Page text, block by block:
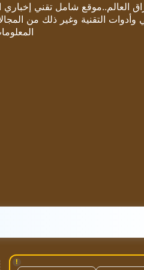
العالم..موقع شامل تقني إخباري
وأدوات التقنية وغير ذلك من
!